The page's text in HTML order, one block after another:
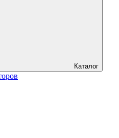
Каталог